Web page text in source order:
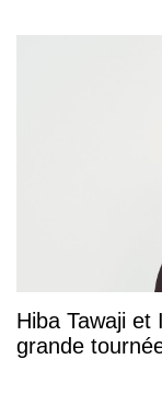
Hiba Tawaji
grande